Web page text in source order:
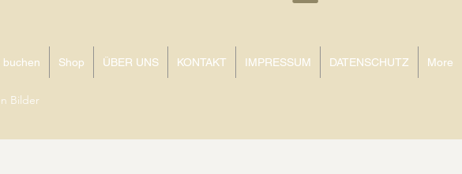
buchen Shop ÜBER UNS KONTAKT IMPRESSUM DATENSCHUTZ More
Bilder